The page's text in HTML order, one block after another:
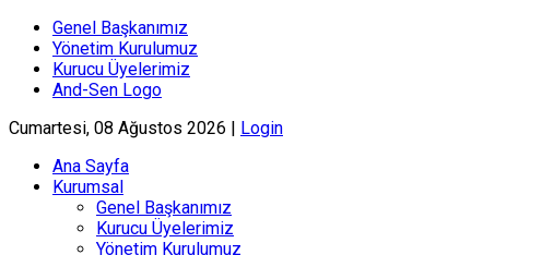
Genel Başkanımız
Yönetim Kurulumuz
Kurucu Üyelerimiz
And-Sen Logo
Cumartesi, 08 Ağustos 2026 | Login
Ana Sayfa
Kurumsal
Genel Başkanımız
Kurucu Üyelerimiz
Yönetim Kurulumuz